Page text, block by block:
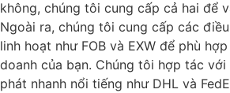
không, chúng tôi cung cấp cả hai để
Ngoài ra, chúng tôi cung cấp các
linh hoạt như FOB và EXW để phù
doanh của bạn. Chúng tôi hợp tác
phát nhanh nổi tiếng như DHL và